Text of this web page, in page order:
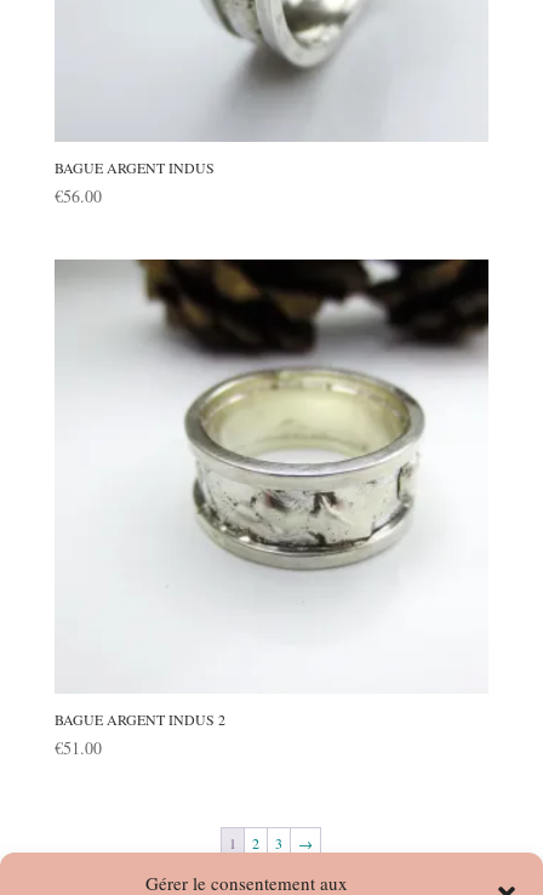
Gérer le consentement aux
BAGUE ARGENT INDUS
€56.00
BAGUE ARGENT INDUS 2
€51.00
1 2 3 →